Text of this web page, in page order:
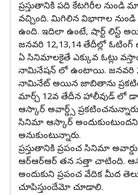
ప్రస్తుతానికి పది కేటగిరీల నుండి
వచ్చింది. మిగిలిన విభాగాల
ఉంది. ఇదిలా ఉంటే, షార్ట్ లిస్ట్
జనవరి 12,13,14 తేదీల్లో ఓటింగ్
ఏ సినిమాలకైతే ఎక్కువ ఓట్లు
నామినేషన్ లో ఉంటాయి. జనవరి
నామినేట్ అయిన జాబితాను
మార్చ్ 12వ తేదీన హాలీవుడ్ లో
ఆస్కార్ అవార్డ్స్
సినిమా ఆస్కార్
అనుకుంటున్నారు.
ప్రస్తుతానికి ప్రపంచ సినిమా
ఆర్ఆర్ఆర్ తన సత్తా చాటింది.
అందుకుని ప్రపంచ వేదిక మీద
చూపిస్తుందేమో చూడాలి.